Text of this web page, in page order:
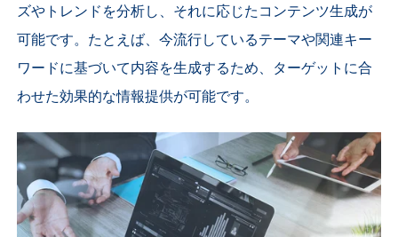
ズやトレンドを分析し、それに応じたコンテンツ生成が
可能です。たとえば、今流行しているテーマや関連キー
ワードに基づいて内容を生成するため、ターゲットに合
わせた効果的な情報提供が可能です。